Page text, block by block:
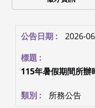
2026-
115年暑假期間所辦
所務公告